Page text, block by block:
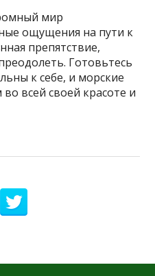
мир
ощущения на пути к
препятствие,
Готовьтесь
к себе, и морские
всей своей красоте и